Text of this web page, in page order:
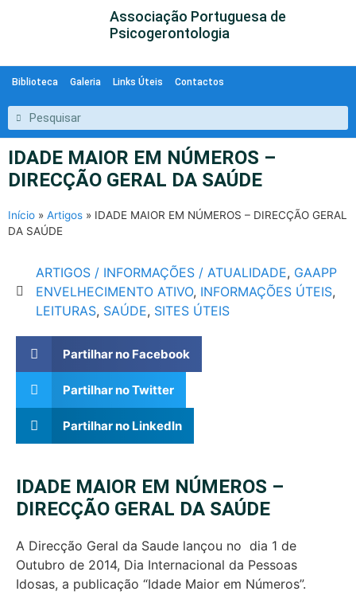
Associação Portuguesa de
Psicogerontologia
Biblioteca Galeria Links Úteis Contactos
IDADE MAIOR EM NÚMEROS –
DIRECÇÃO GERAL DA SAÚDE
Início » Artigos » IDADE MAIOR EM NÚMEROS – DIRECÇÃO GERAL
DA SAÚDE
ARTIGOS / INFORMAÇÕES / ATUALIDADE, GAAPP
ENVELHECIMENTO ATIVO, INFORMAÇÕES ÚTEIS,
LEITURAS, SAÚDE, SITES ÚTEIS
Partilhar no Facebook
Partilhar no Twitter
Partilhar no LinkedIn
IDADE MAIOR EM NÚMEROS –
DIRECÇÃO GERAL DA SAÚDE
A Direcção Geral da Saude lançou no dia 1 de
Outubro de 2014, Dia Internacional da Pessoas
Idosas, a publicação “Idade Maior em Números”.